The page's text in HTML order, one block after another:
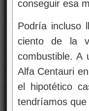
conseguir esa
Podría incluso
ciento de la
combustible. A
Alfa Centauri
el hipotético
tendríamos